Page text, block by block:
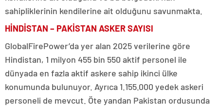
sahipliklerinin kendilerine ait olduğunu savunmakta.
HİNDİSTAN – PAKİSTAN ASKER SAYISI
GlobalFirePower’da yer alan 2025 verilerine göre
Hindistan, 1 milyon 455 bin 550 aktif personel ile
dünyada en fazla aktif askere sahip ikinci ülke
konumunda bulunuyor. Ayrıca 1.155.000 yedek askeri
personeli de mevcut. Öte yandan Pakistan ordusunda